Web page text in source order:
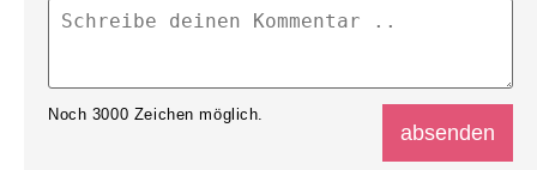
Noch 3000 Zeichen möglich.